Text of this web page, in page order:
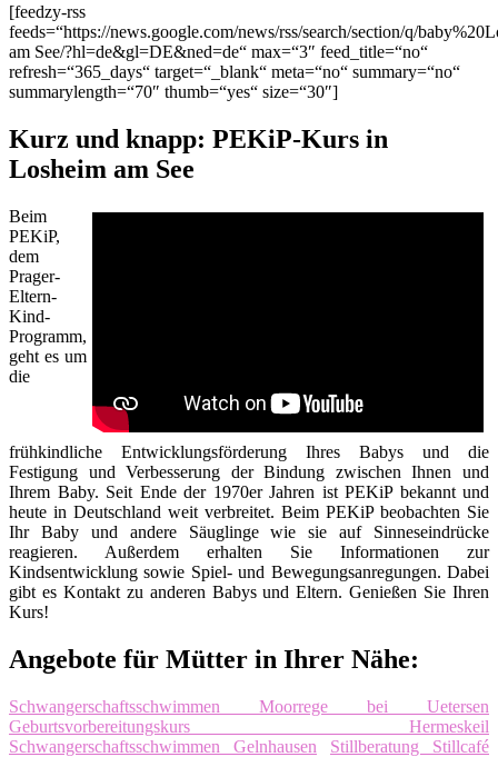
[feedzy-rss
feeds=“https://news.google.com/news/rss/search/section/q/
am See/?hl=de&gl=DE&ned=de“ max=“3″ feed_title=“no“
refresh=“365_days“ target=“_blank“ meta=“no“ summary=“no“
summarylength=“70″ thumb=“yes“ size=“30″]
Kurz und knapp: PEKiP-Kurs in
Losheim am See
Beim
PEKiP,
dem
Prager-
Eltern-
Kind-
Programm,
geht es um
die
frühkindliche Entwicklungsförderung Ihres Babys und die
Festigung und Verbesserung der Bindung zwischen Ihnen und
Ihrem Baby. Seit Ende der 1970er Jahren ist PEKiP bekannt und
heute in Deutschland weit verbreitet. Beim PEKiP beobachten Sie
Ihr Baby und andere Säuglinge wie sie auf Sinneseindrücke
reagieren. Außerdem erhalten Sie Informationen zur
Kindsentwicklung sowie Spiel- und Bewegungsanregungen. Dabei
gibt es Kontakt zu anderen Babys und Eltern. Genießen Sie Ihren
Kurs!
Angebote für Mütter in Ihrer Nähe:
Schwangerschaftsschwimmen Moorrege bei Uetersen
Geburtsvorbereitungskurs Hermeskeil
Schwangerschaftsschwimmen Gelnhausen
Stillberatung Stillcafé